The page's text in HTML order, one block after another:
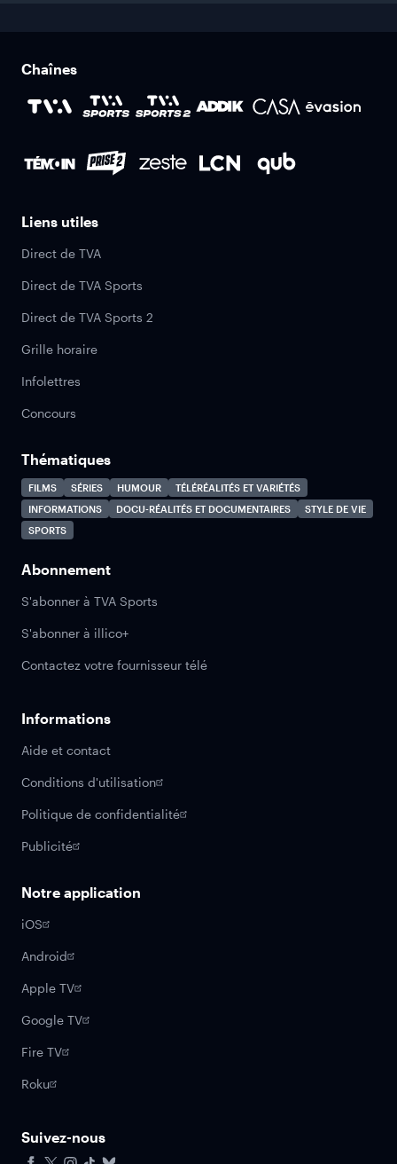
Chaînes
Liens utiles
Direct de TVA
Direct de TVA Sports
Direct de TVA Sports 2
Grille horaire
Infolettres
Concours
Thématiques
FILMS SÉRIES HUMOUR
TÉLÉRÉALITÉS ET VARIÉTÉS
INFORMATIONS
DOCU-RÉALITÉS ET DOCUMENTAIRES
STYLE DE VIE
SPORTS
Abonnement
S'abonner à TVA Sports
S'abonner à illico+
Contactez votre fournisseur télé
Informations
Aide et contact
Conditions d'utilisation
Politique de confidentialité
Publicité
Notre application
iOS
Android
Apple TV
Google TV
Fire TV
Roku
Suivez-nous